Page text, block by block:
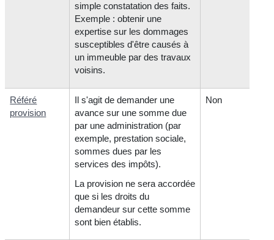
simple constatation des faits.
Exemple : obtenir une
expertise sur les dommages
susceptibles d'être causés à
un immeuble par des travaux
voisins.
Référé
provision
Il s'agit de demander une
avance sur une somme due
par une administration (par
exemple, prestation sociale,
sommes dues par les
services des impôts).
La provision ne sera accordée
que si les droits du
demandeur sur cette somme
sont bien établis.
Non